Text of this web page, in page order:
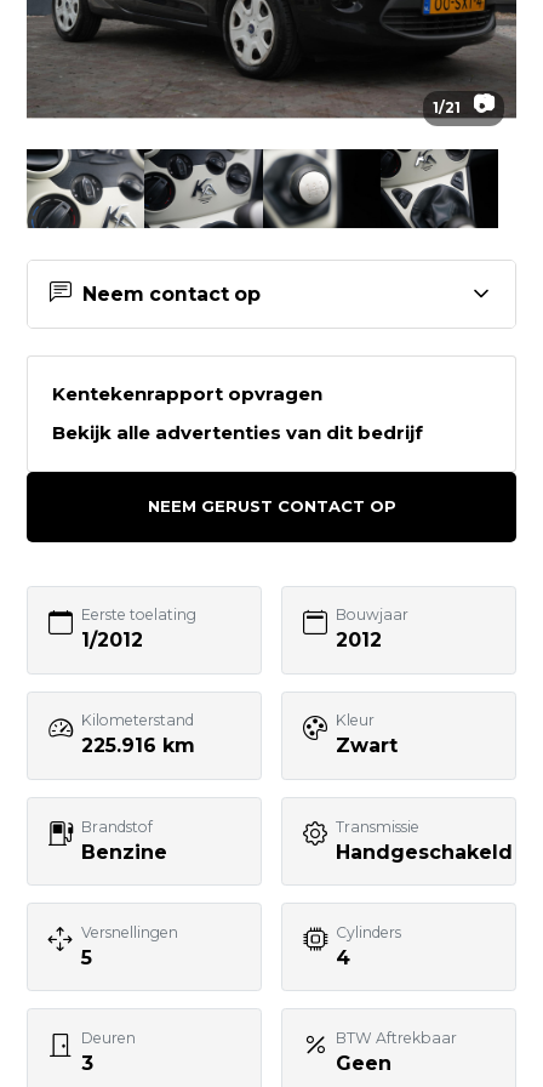
1/21 📷
Neem contact op
Contactgegevens Auto Keijzers
B.V.
Bezoek website adverteerder
GebruikteAuto.NL:
📱 WhatsApp:
085-060 3662
📧 E-mail:
info@gebruikteauto.nl
02092618
⏰ Openingstijden:
Kentekenrapport opvragen
Bekijk alle advertenties van dit bedrijf
NEEM GERUST CONTACT OP
Eerste toelating
1/2012
Bouwjaar
2012
Kilometerstand
225.916 km
Kleur
Zwart
Brandstof
Benzine
Transmissie
Handgeschakeld
Versnellingen
5
Cylinders
4
Deuren
3
BTW Aftrekbaar
Geen